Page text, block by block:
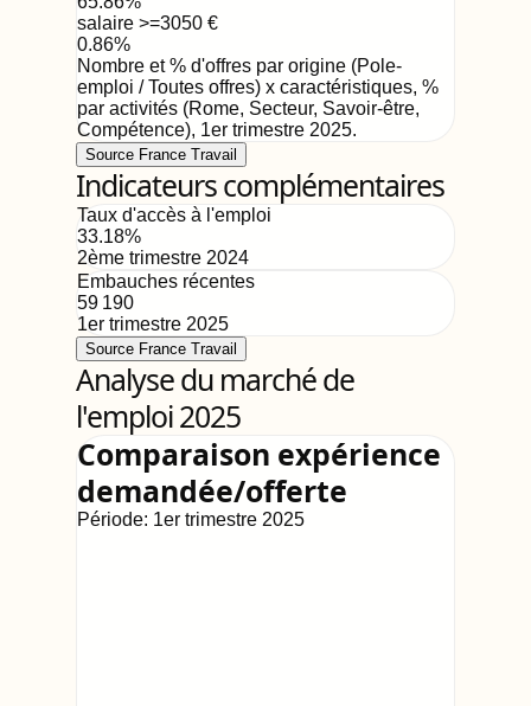
salaire >=3050 €
0.86%
Nombre et % d'offres par origine (Pole-
emploi / Toutes offres) x caractéristiques, %
par activités (Rome, Secteur, Savoir-être,
Compétence), 1er trimestre 2025.
Source France Travail
Indicateurs complémentaires
Taux d'accès à l'emploi
33.18%
2ème trimestre 2024
Embauches récentes
59 190
1er trimestre 2025
Source France Travail
Analyse du marché de
l'emploi 2025
Comparaison expérience
demandée/offerte
Période: 1er trimestre 2025